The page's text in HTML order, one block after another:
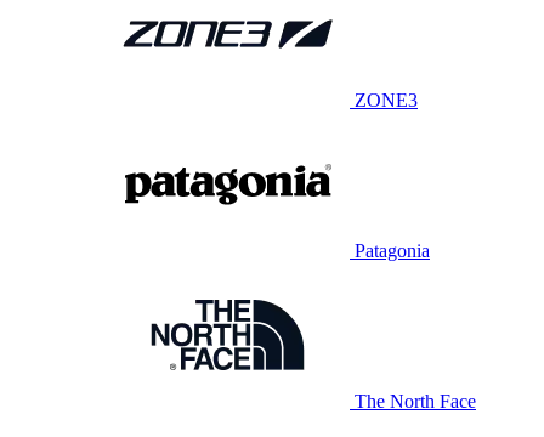
ZONE3
Patagonia
The North Face